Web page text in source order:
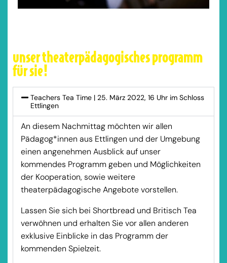
unser theaterpädagogisches programm
für sie!
Teachers Tea Time | 25. März 2022, 16 Uhr im Schloss
Ettlingen
An diesem Nachmittag möchten wir allen
Pädagog*innen aus Ettlingen und der Umgebung
einen angenehmen Ausblick auf unser
kommendes Programm geben und Möglichkeiten
der Kooperation, sowie weitere
theaterpädagogische Angebote vorstellen.
Lassen Sie sich bei Shortbread und Britisch Tea
verwöhnen und erhalten Sie vor allen anderen
exklusive Einblicke in das Programm der
kommenden Spielzeit.